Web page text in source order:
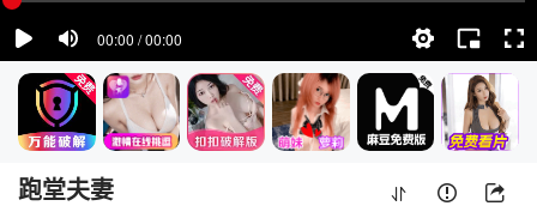
跑堂夫妻